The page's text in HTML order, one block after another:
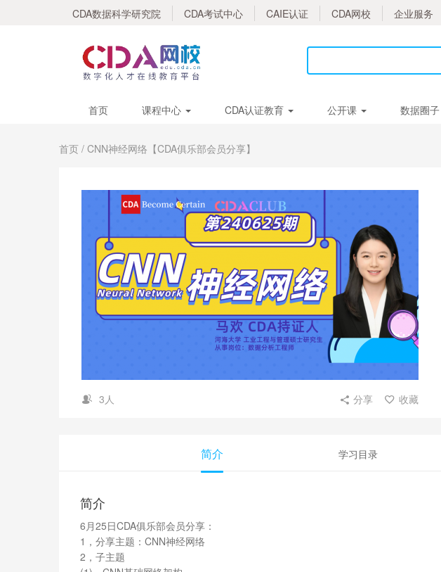
CDA数据科学研究院 CDA考试中心 CAIE认证 CDA网校 企业服务
首页 课程中心 CDA认证教育 公开课 数据圈子
首页 / CNN神经网络【CDA俱乐部会员分享】
3人 分享 收藏
简介 学习目录
简介
6月25日CDA俱乐部会员分享：
1，分享主题：CNN神经网络
2，子主题